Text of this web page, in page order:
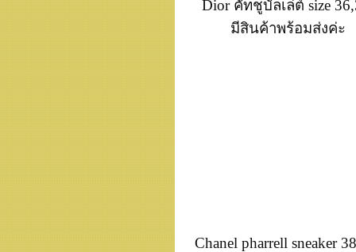
Dior คัทชูบัลเล่ต์ size
มีสินค้าพร้อมส่งค่ะ
Chanel pharrell sneaker